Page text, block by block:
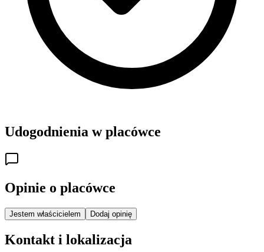
Udogodnienia w placówce
Opinie o placówce
Jestem właścicielem Dodaj opinię
Kontakt i lokalizacja